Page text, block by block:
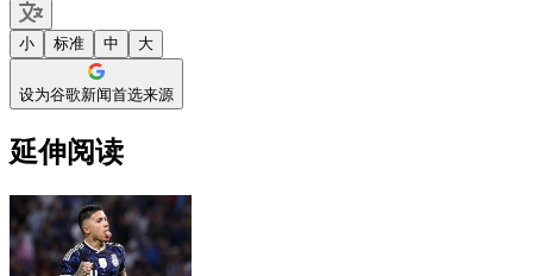
小 标准 中 大
设为谷歌新闻首选来源
延伸阅读